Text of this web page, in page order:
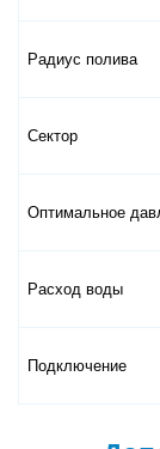
Радиус полива
Сектор
Оптимальное
Расход воды
Подключение